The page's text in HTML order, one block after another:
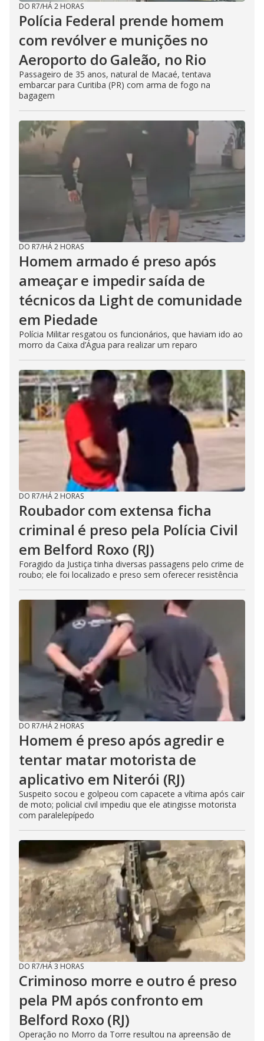
DO R7/HÁ 2 HORAS
Polícia Federal prende homem
com revólver e munições no
Aeroporto do Galeão, no Rio
Passageiro de 35 anos, natural de Macaé, tentava
embarcar para Curitiba (PR) com arma de fogo na
bagagem
DO R7/HÁ 2 HORAS
Homem armado é preso após
ameaçar e impedir saída de
técnicos da Light de comunidade
em Piedade
Polícia Militar resgatou os funcionários, que haviam ido ao
morro da Caixa d’Água para realizar um reparo
DO R7/HÁ 2 HORAS
Roubador com extensa ficha
criminal é preso pela Polícia Civil
em Belford Roxo (RJ)
Foragido da Justiça tinha diversas passagens pelo crime de
roubo; ele foi localizado e preso sem oferecer resistência
DO R7/HÁ 2 HORAS
Homem é preso após agredir e
tentar matar motorista de
aplicativo em Niterói (RJ)
Suspeito socou e golpeou com capacete a vítima após cair
de moto; policial civil impediu que ele atingisse motorista
com paralelepípedo
DO R7/HÁ 3 HORAS
Criminoso morre e outro é preso
pela PM após confronto em
Belford Roxo (RJ)
Operação no Morro da Torre resultou na apreensão de